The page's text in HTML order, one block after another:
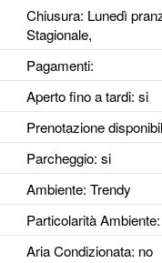
Chiusura: Lunedì
Stagionale,
Pagamenti:
Aperto fino a tardi: si
Prenotazione
Parcheggio: si
Ambiente: Trendy
Particolarità Ambiente
Aria Condizionata: no